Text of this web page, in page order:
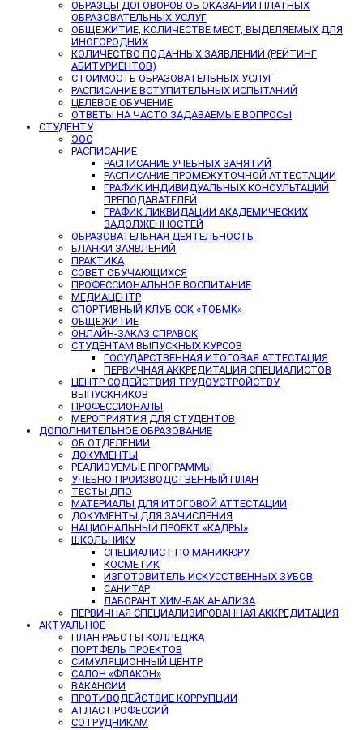
ОБРАЗЦЫ ДОГОВОРОВ ОБ ОКАЗАНИИ ПЛАТНЫХ
ОБРАЗОВАТЕЛЬНЫХ УСЛУГ
ОБЩЕЖИТИЕ, КОЛИЧЕСТВЕ МЕСТ, ВЫДЕЛЯЕМЫХ ДЛЯ
ИНОГОРОДНИХ
КОЛИЧЕСТВО ПОДАННЫХ ЗАЯВЛЕНИЙ (РЕЙТИНГ
АБИТУРИЕНТОВ)
СТОИМОСТЬ ОБРАЗОВАТЕЛЬНЫХ УСЛУГ
РАСПИСАНИЕ ВСТУПИТЕЛЬНЫХ ИСПЫТАНИЙ
ЦЕЛЕВОЕ ОБУЧЕНИЕ
ОТВЕТЫ НА ЧАСТО ЗАДАВАЕМЫЕ ВОПРОСЫ
СТУДЕНТУ
ЭОС
РАСПИСАНИЕ
РАСПИСАНИЕ УЧЕБНЫХ ЗАНЯТИЙ
РАСПИСАНИЕ ПРОМЕЖУТОЧНОЙ АТТЕСТАЦИИ
ГРАФИК ИНДИВИДУАЛЬНЫХ КОНСУЛЬТАЦИЙ
ПРЕПОДАВАТЕЛЕЙ
ГРАФИК ЛИКВИДАЦИИ АКАДЕМИЧЕСКИХ
ЗАДОЛЖЕННОСТЕЙ
ОБРАЗОВАТЕЛЬНАЯ ДЕЯТЕЛЬНОСТЬ
БЛАНКИ ЗАЯВЛЕНИЙ
ПРАКТИКА
СОВЕТ ОБУЧАЮЩИХСЯ
ПРОФЕССИОНАЛЬНОЕ ВОСПИТАНИЕ
МЕДИАЦЕНТР
СПОРТИВНЫЙ КЛУБ ССК «ТОБМК»
ОБЩЕЖИТИЕ
ОНЛАЙН-ЗАКАЗ СПРАВОК
СТУДЕНТАМ ВЫПУСКНЫХ КУРСОВ
ГОСУДАРСТВЕННАЯ ИТОГОВАЯ АТТЕСТАЦИЯ
ПЕРВИЧНАЯ АККРЕДИТАЦИЯ СПЕЦИАЛИСТОВ
ЦЕНТР СОДЕЙСТВИЯ ТРУДОУСТРОЙСТВУ
ВЫПУСКНИКОВ
ПРОФЕССИОНАЛЫ
МЕРОПРИЯТИЯ ДЛЯ СТУДЕНТОВ
ДОПОЛНИТЕЛЬНОЕ ОБРАЗОВАНИЕ
ОБ ОТДЕЛЕНИИ
ДОКУМЕНТЫ
РЕАЛИЗУЕМЫЕ ПРОГРАММЫ
УЧЕБНО-ПРОИЗВОДСТВЕННЫЙ ПЛАН
ТЕСТЫ ДПО
МАТЕРИАЛЫ ДЛЯ ИТОГОВОЙ АТТЕСТАЦИИ
ДОКУМЕНТЫ ДЛЯ ЗАЧИСЛЕНИЯ
НАЦИОНАЛЬНЫЙ ПРОЕКТ «КАДРЫ»
ШКОЛЬНИКУ
СПЕЦИАЛИСТ ПО МАНИКЮРУ
КОСМЕТИК
ИЗГОТОВИТЕЛЬ ИСКУССТВЕННЫХ ЗУБОВ
САНИТАР
ЛАБОРАНТ ХИМ-БАК АНАЛИЗА
ПЕРВИЧНАЯ СПЕЦИАЛИЗИРОВАННАЯ АККРЕДИТАЦИЯ
АКТУАЛЬНОЕ
ПЛАН РАБОТЫ КОЛЛЕДЖА
ПОРТФЕЛЬ ПРОЕКТОВ
СИМУЛЯЦИОННЫЙ ЦЕНТР
САЛОН «ФЛАКОН»
ВАКАНСИИ
ПРОТИВОДЕЙСТВИЕ КОРРУПЦИИ
АТЛАС ПРОФЕССИЙ
СОТРУДНИКАМ